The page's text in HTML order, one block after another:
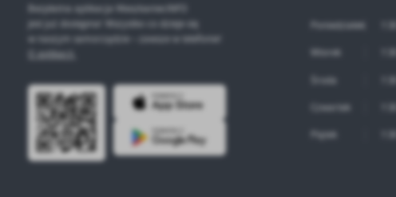
Bezpłatna aplikacja MieszkaniecINFO
jest już dostępna! Wszystko co dzieje się
w naszym samorządzie – zawsze w telefonie!
O aplikacji.
Poniedziałek
Wtorek
Środa
Czwartek
Piątek